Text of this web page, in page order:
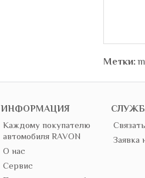
Метки:
ИНФОРМАЦИЯ
Каждому покупателю
автомобиля RAVON
О нас
Сервис
Заявка